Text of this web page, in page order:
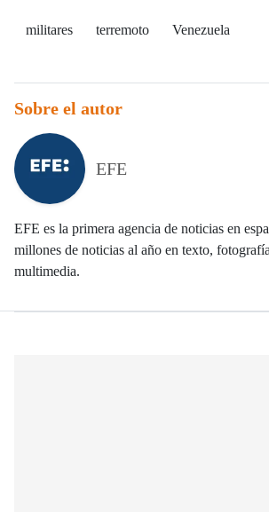
militares terremoto Venezuela
Sobre el autor
EFE
EFE es la primera agencia de noticias en
millones de noticias al año en texto,
multimedia.